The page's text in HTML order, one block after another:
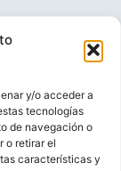
y/o acceder a
tecnologías
de navegación o
o retirar el
características y